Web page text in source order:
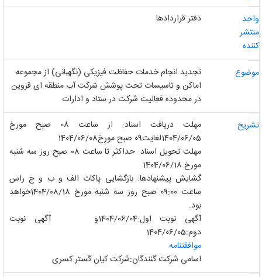
دفتر قراردادها
تجدید انجام خدمات حفاظت فیزیکی (نگهبانی) از مجموعه
اماکن و تاسیسات تحت پوشش شرکت آب منطقه ای قزوین
در محدوده فعالیت شرکت در ستاد و ادارات
مهلت دریافت اسناد: از ساعت 08 صبح مورخ
1404/06/05لغایت09 صبح مورخ1404/06/08
مهلت تحویل اسناد: حداکثر تا ساعت 08 صبح روز سه شنبه
مورخ 1404/06/18
گشایش پیشنهادها: بازگشایی پاکات الف و ب و ج راس
ساعت 09:00 صبح روز سه شنبه مورخ 1404/08/18خواهد
بود.
آگهی نوبت اول:1404/06/04و آگهی نوبت
دوم:1404/06/05
موافقتنامه
اسامی شرکت گنندگان:شرکت کیان گستر کسری